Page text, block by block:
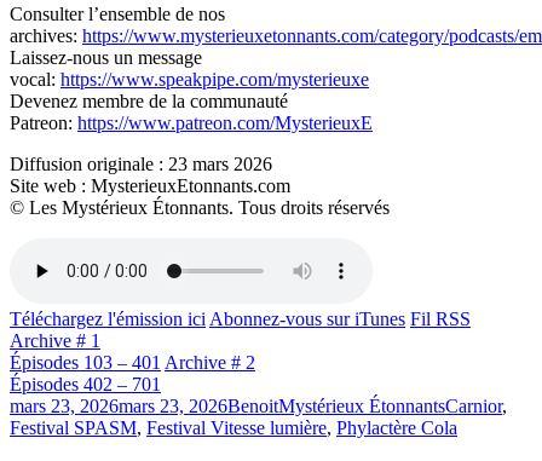
Consulter l’ensemble de nos
archives: https://www.mysterieuxetonnants.com/category/podcasts/
Laissez-nous un message
vocal: https://www.speakpipe.com/mysterieuxe
Devenez membre de la communauté
Patreon: https://www.patreon.com/MysterieuxE
Diffusion originale : 23 mars 2026
Site web : MysterieuxEtonnants.com
© Les Mystérieux Étonnants. Tous droits réservés
Téléchargez l'émission ici Abonnez-vous sur iTunes Fil RSS
Archive # 1
Épisodes 103 – 401 Archive # 2
Épisodes 402 – 701
Publié
le
mars 23, 2026mars 23, 2026BenoitCatégories
Mystérieux ÉtonnantsÉtiquettes
Carnior,
Festival SPASM, Festival Vitesse lumière, Phylactère Cola